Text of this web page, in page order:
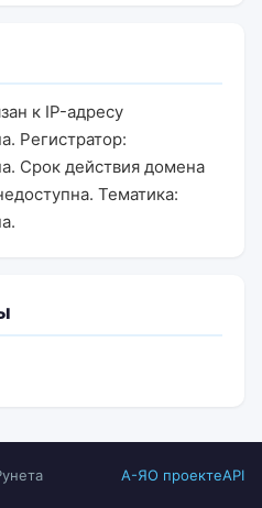
к IP-адресу
Регистратор:
Срок действия домена
Тематика:
А-ЯО проектеAPI